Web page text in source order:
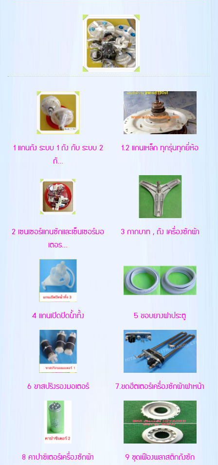
1 แกนถัง ระบบ 1 ถัง กับ ระบบ 2
ถั...
1.2 แกนเหล็ก ทุกรุ่นทุกยี่ห้อ
2 เซนเซอร์แกนซักและเซ็นเซอร์มอ
เตอร...
3 กากบาท , ถัง เครื่องซักผ้า
4 แกนเปิดปิดน้ำทิ้ง 5 ขอบยางฝาประตู
6 ขาสปริงรองมอเตอร์ 7.ขดฮีตเตอร์เครื่องซักผ้าฝาหน้า
8 คาปาซิเตอร์เครื่องซักผ้า 9 ชุดเฟืองพลาสติกถังซัก